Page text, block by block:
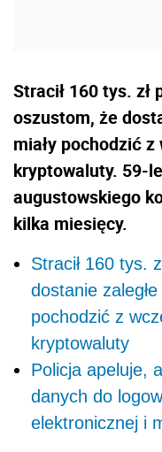
Stracił 160 tys. zł
oszustom, że
miały pochodzić
kryptowaluty. 59-
augustowskiego
kilka miesięcy.
Stracił 160 tys.
dostanie
pochodzić z
kryptowaluty
Policja apeluje,
danych do
elektronicznej i